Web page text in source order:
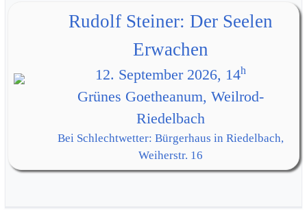
Rudolf Steiner: Der Seelen
Erwachen
12. September 2026, 14h
Grünes Goetheanum, Weilrod-
Riedelbach
Bei Schlechtwetter: Bürgerhaus in Riedelbach,
Weiherstr. 16